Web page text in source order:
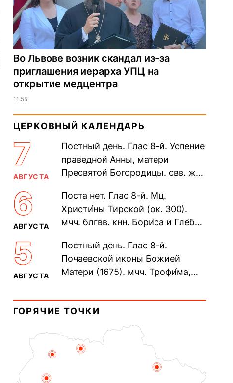
Во Львове возник скандал из-за
приглашения иерарха УПЦ на
открытие медцентра
11:55
ЦЕРКОВНЫЙ КАЛЕНДАРЬ
7
АВГУСТА
Постный день. Глас 8-й. Успение
праведной Анны, матери
Пресвятой Богородицы. свв. жен
прп. Евпракси́и девы,...
6
АВГУСТА
Поста нет. Глас 8-й. Мц.
Христи́ны Тирской (ок. 300).
мчч. блгвв. кнн. Бори́са и Гле́ба,
Дави́да (1015). Прп....
5
АВГУСТА
Постный день. Глас 8-й.
Почаевской иконы Божией
Матери (1675). мчч. Трофи́ма,
мучеников (284–305). прав.
воина Фео́дора...
ГОРЯЧИЕ ТОЧКИ